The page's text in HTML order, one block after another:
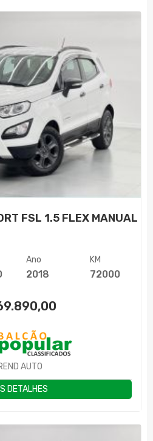
FSL 1.5 FLEX MANUAL
Ano
2018
KM
72000
AUTO
DETALHES